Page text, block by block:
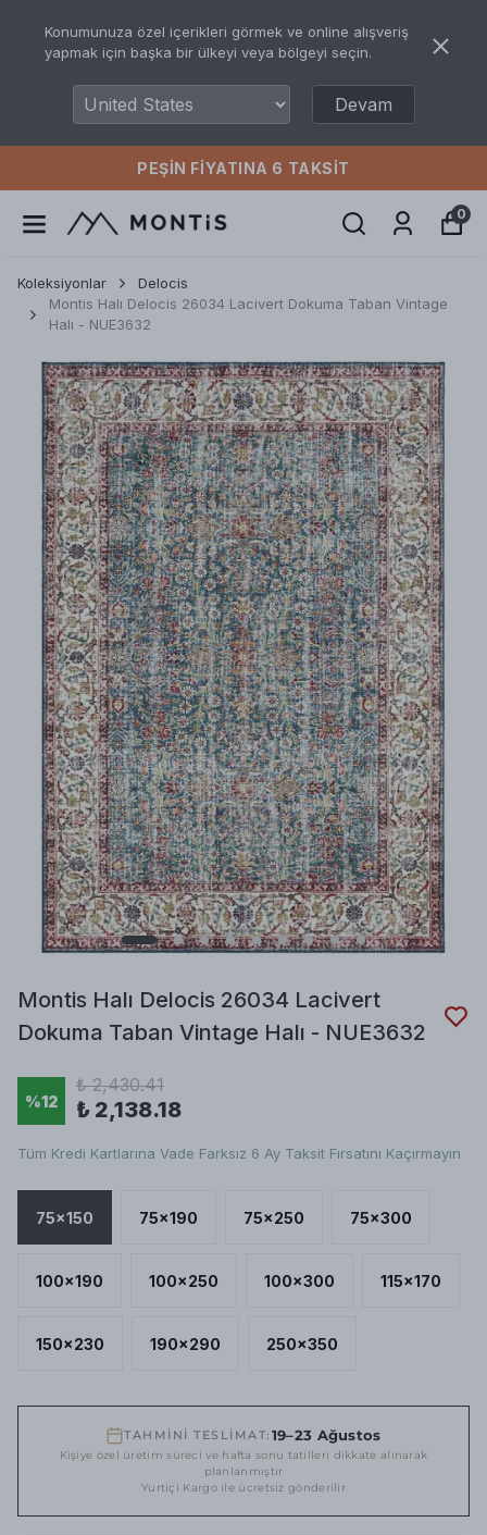
Konumunuza özel içerikleri görmek ve online alışveriş
yapmak için başka bir ülkeyi veya bölgeyi seçin.
Devam
PEŞIN FIYATINA 6 TAKSIT
0
Koleksiyonlar
Delocis
Montis Halı Delocis 26034 Lacivert Dokuma Taban Vintage
Halı - NUE3632
Montis Halı Delocis 26034 Lacivert
Dokuma Taban Vintage Halı - NUE3632
%12
₺ 2,430.41
₺ 2,138.18
Tüm Kredi Kartlarına Vade Farksız 6 Ay Taksit Fırsatını Kaçırmayın
75x150 75x190 75x250 75x300
100x190 100x250 100x300 115x170
150x230 190x290 250x350
TAHMİNİ TESLİMAT: 19–23 Ağustos
Kişiye özel üretim süreci ve hafta sonu tatilleri dikkate alınarak
planlanmıştır
Yurtiçi Kargo ile ücretsiz gönderilir